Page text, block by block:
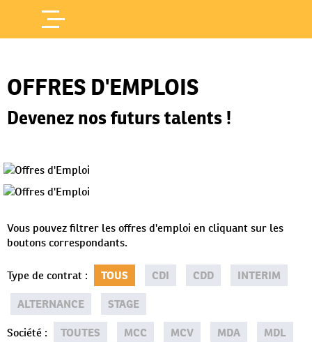
OFFRES D'EMPLOIS
Devenez nos futurs talents !
Vous pouvez filtrer les offres d'emploi en cliquant sur les
boutons correspondants.
Type de contrat : TOUS CDI CDD
INTERIM
ALTERNANCE
STAGE
Société : TOUTES MCC MCV MDA
MDL